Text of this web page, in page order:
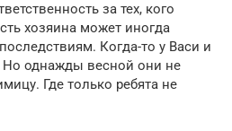
за тех, кого
хозяина может иногда
Когда-то у Васи и
Но однажды весной они не
Где только ребята не